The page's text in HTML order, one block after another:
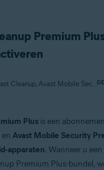
Premium
Van toepassing op Avast Cleanup, Avast Mobile Security
Plus is een
en Avast Mobile Security
apparaten. Wanneer u
Premium Plus-bundel,